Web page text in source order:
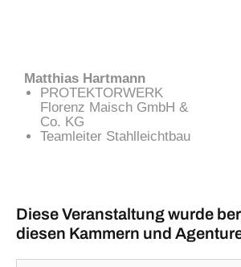
Matthias Hartmann
PROTEKTORWERK
Florenz Maisch GmbH &
Co. KG
Teamleiter Stahlleichtbau
Diese Veranstaltung wurde
diesen Kammern und